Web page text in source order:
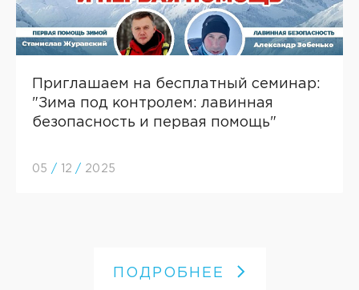
Приглашаем на бесплатный семинар:
"Зима под контролем: лавинная
безопасность и первая помощь"
05 / 12 / 2025
ПОДРОБНЕЕ